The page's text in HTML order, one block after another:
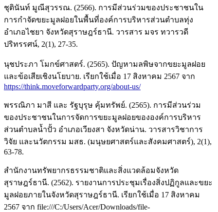
ชุตินันท์ มูณีสุวรรณ. (2566). การมีส่วนร่วมของประชาชนใน
การกำจัดขยะมูลฝอยในพื้นที่องค์การบริหารส่วนตำบลทุ่ง
อำเภอไชยา จังหวัดสุราษฎร์ธานี. วารสาร มจร ทวารวดี
ปริทรรศน์, 2(1), 27-35.
นุชประภา โมกข์ศาสตร์. (2565). ปัญหามลพิษจากขยะมูลฝอย
และข้อเสียเชิงนโยบาย. เรียกใช้เมื่อ 17 สิงหาคม 2567 จาก
https://think.moveforwardparty.org/about-us/
พรรณิภา มาสี และ รัฐบุรุษ คุ้มทรัพย์. (2565). การมีส่วนร่วม
ของประชาชนในการจัดการขยะมูลฝอยขององค์การบริหาร
ส่วนตำบลน้ำปั้ว อำเภอเวียงสา จังหวัดน่าน. วารสารวิชาการ
วิจัย และนวัตกรรม มสธ. (มนุษยศาสตร์และสังคมศาสตร์), 2(1),
63-78.
สำนักงานทรัพยากรธรรมชาติและสิ่งแวดล้อมจังหวัด
สุราษฎร์ธานี. (2562). รายงานการประชุมเรื่องสิ่งปฏิกูลและขยะ
มูลฝอยภายในจังหวัดสุราษฎร์ธานี. เรียกใช้เมื่อ 17 สิงหาคม
2567 จาก file:///C:/Users/Acer/Downloads/file-